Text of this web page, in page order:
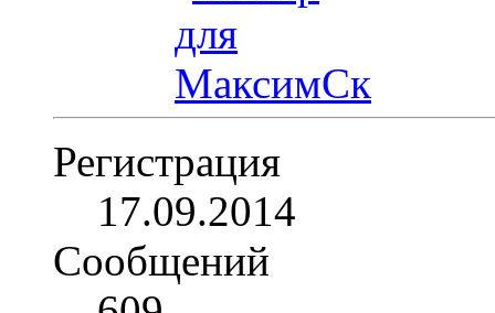
Регистрация
17.09.2014
Сообщений